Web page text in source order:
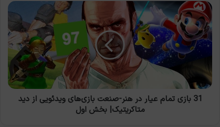
31
بازی
تمام
عیار
در
هنر-
صنعت
بازی‌های
ویدئویی
31 بازی تمام عیار در هنر-صنعت بازی‌های ویدئویی از دید
متاکریتیک| بخش اول